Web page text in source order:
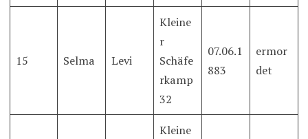
15 Selma Levi
Kleine
r
Schäfe
rkamp
32
07.06.1
883
ermor
det
Kleine